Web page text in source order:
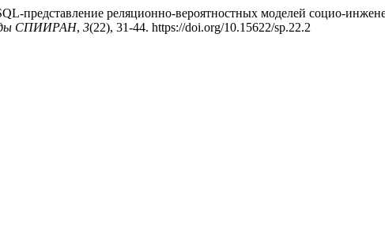
представление реляционно-вероятностных моделей социо-
СПИИРАН, 3(22), 31-44. https://doi.org/10.15622/sp.22.2